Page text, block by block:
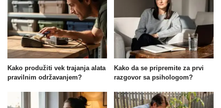
Kako produžiti vek trajanja alata
pravilnim održavanjem?
Kako da se pripremite za prvi
razgovor sa psihologom?